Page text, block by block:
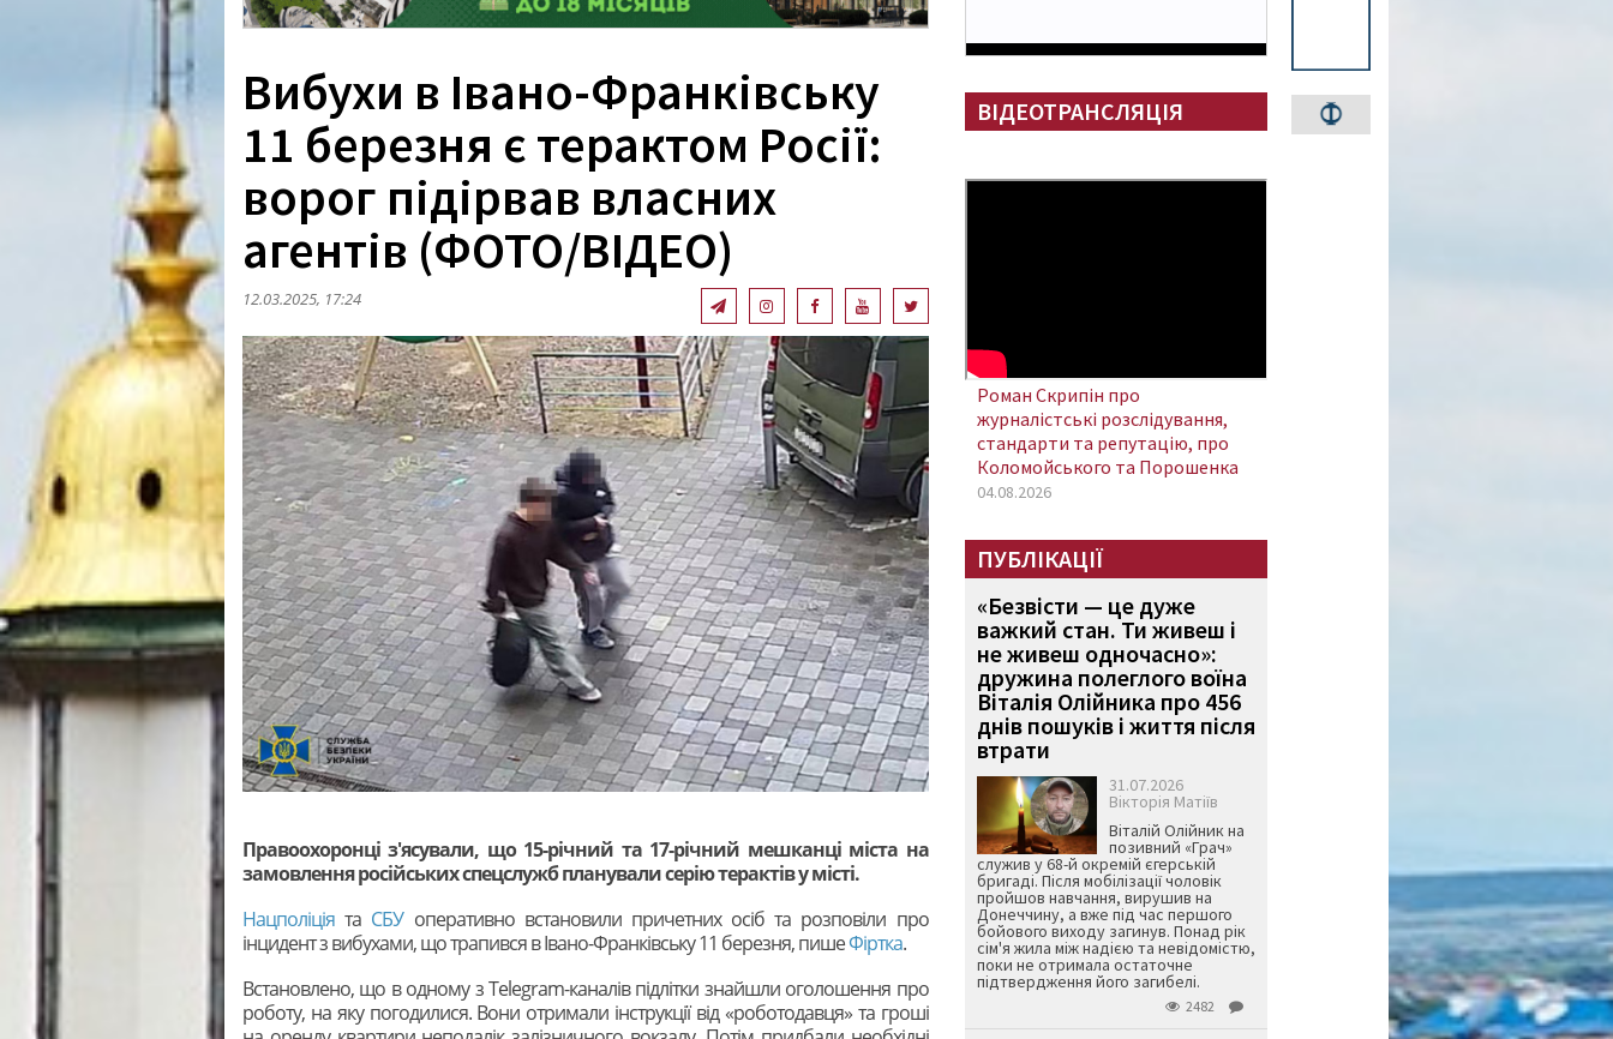
Вибухи в Івано-Франківську
11 березня є терактом Росії:
ворог підірвав власних
агентів (ФОТО/ВІДЕО)
12.03.2025, 17:24
Правоохоронці з'ясували, що 15-річний та 17-річний мешканці міста на
замовлення російських спецслужб планували серію терактів у місті.
Нацполіція та СБУоперативно встановили причетних осіб та розповіли про
інцидент з вибухами, що трапився в Івано-Франківську 11 березня, пишеФіртка.
Встановлено, що в одному з Telegram-каналів підлітки знайшли оголошення про
роботу, на яку погодилися. Вони отримали інструкції від «роботодавця» та гроші
ВІДЕОТРАНСЛЯЦІЯ
Роман Скрипін про
журналістські розслідування,
стандарти та репутацію, про
Коломойського та Порошенка
04.08.2026
ПУБЛІКАЦІЇ
«Безвісти — це дуже
важкий стан. Ти живеш і
не живеш одночасно»:
дружина полеглого воїна
Віталія Олійника про 456
днів пошуків і життя після
втрати
31.07.2026
Вікторія Матіїв
Віталій Олійник на
позивний «Грач»
служив у 68-й окремій єгерській
бригаді. Після мобілізації чоловік
пройшов навчання, вирушив на
Донеччину, а вже під час першого
бойового виходу загинув. Понад рік
сім'я жила між надією та невідомістю,
поки не отримала остаточне
підтвердження його загибелі.
2482